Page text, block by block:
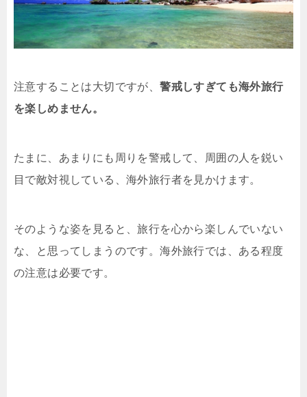
注意することは大切ですが、警戒しすぎても海外旅行
を楽しめません。
たまに、あまりにも周りを警戒して、周囲の人を鋭い
目で敵対視している、海外旅行者を見かけます。
そのような姿を見ると、旅行を心から楽しんでいない
な、と思ってしまうのです。海外旅行では、ある程度
の注意は必要です。